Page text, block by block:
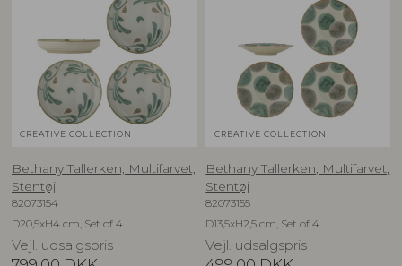
CREATIVE COLLECTION
Bethany Tallerken, Multifarvet,
Stentøj
82073154
D20,5xH4 cm, Set of 4
Vejl. udsalgspris
CREATIVE COLLECTION
Bethany Tallerken, Multifarvet,
Stentøj
82073155
D13,5xH2,5 cm, Set of 4
Vejl. udsalgspris